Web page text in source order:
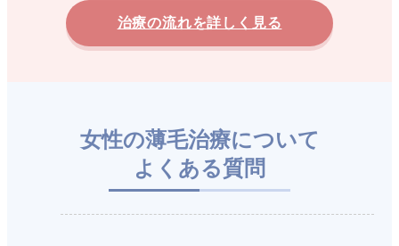
治療の流れを詳しく見る
女性の薄毛治療について
よくある質問